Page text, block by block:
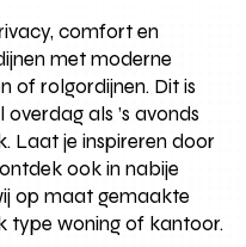
comfort en
met moderne
of rolgordijnen. Dit is
als ’s avonds
Laat je inspireren door
ook in nabije
op maat gemaakte
type woning of kantoor.